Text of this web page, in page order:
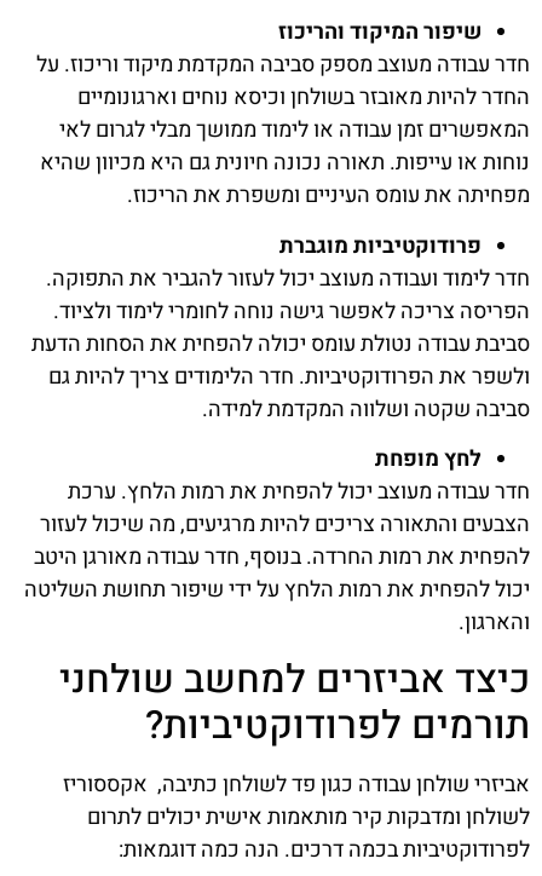
שיפור המיקוד והריכוז
חדר עבודה מעוצב מספק סביבה המקדמת מיקוד וריכוז. על
החדר להיות מאובזר בשולחן וכיסא נוחים וארגונומיים
המאפשרים זמן עבודה או לימוד ממושך מבלי לגרום לאי
נוחות או עייפות. תאורה נכונה חיונית גם היא מכיוון שהיא
מפחיתה את עומס העיניים ומשפרת את הריכוז.
פרודוקטיביות מוגברת
חדר לימוד ועבודה מעוצב יכול לעזור להגביר את התפוקה.
הפריסה צריכה לאפשר גישה נוחה לחומרי לימוד ולציוד.
סביבת עבודה נטולת עומס יכולה להפחית את הסחות הדעת
ולשפר את הפרודוקטיביות. חדר הלימודים צריך להיות גם
סביבה שקטה ושלווה המקדמת למידה.
לחץ מופחת
חדר עבודה מעוצב יכול להפחית את רמות הלחץ. ערכת
הצבעים והתאורה צריכים להיות מרגיעים, מה שיכול לעזור
להפחית את רמות החרדה. בנוסף, חדר עבודה מאורגן היטב
יכול להפחית את רמות הלחץ על ידי שיפור תחושת השליטה
והארגון.
כיצד אביזרים למחשב שולחני
תורמים לפרודוקטיביות?
אביזרי שולחן עבודה כגון פד לשולחן כתיבה, אקססוריז
לשולחן ומדבקות קיר מותאמות אישית יכולים לתרום
לפרודוקטיביות בכמה דרכים. הנה כמה דוגמאות: